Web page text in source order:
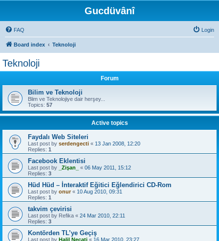
Gucdüvânî
FAQ Login
Board index Teknoloji
Teknoloji
Forum
Bilim ve Teknoloji
Blim ve Teknolojiye dair herşey...
Topics: 57
Active topics
Faydalı Web Siteleri
Last post by serdengecti « 13 Jan 2008, 12:20
Replies: 1
Facebook Eklentisi
Last post by _Zişan_ « 06 May 2011, 15:12
Replies: 3
Hüd Hüd – İnteraktif Eğitici Eğlendirici CD-Rom
Last post by onur« 10 Aug 2010, 09:31
Replies: 1
takvim çevirisi
Last post by Refika « 24 Mar 2010, 22:11
Replies: 3
Kontörden TL’ye Geçiş
Last post by Halil Necati « 16 Mar 2010, 23:27